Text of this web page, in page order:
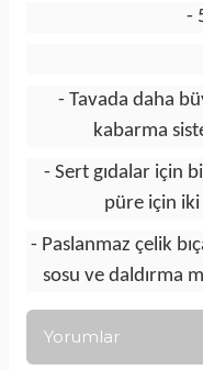
-
- Tavada daha
kabarma
- Sert gıdalar için
püre için iki
- Paslanmaz çelik
sosu ve daldırma
Yorumlar